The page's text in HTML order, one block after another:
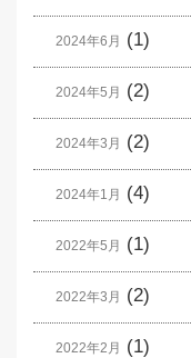
2024年6月 (1)
2024年5月 (2)
2024年3月 (2)
2024年1月 (4)
2022年5月 (1)
2022年3月 (2)
2022年2月 (1)